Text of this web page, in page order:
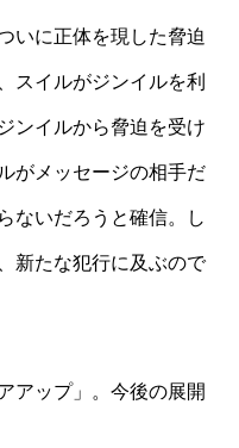
いに正体を現した脅迫
スイルがジンイルを利
ンイルから脅迫を受け
がメッセージの相手だ
ないだろうと確信。し
新たな犯行に及ぶので
アップ」。今後の展開